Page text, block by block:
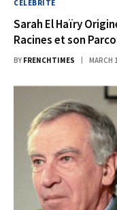
CÉLÉBRITÉ
Sarah El Haïry
Racines et son
BY FRENCHTIMES MARCH